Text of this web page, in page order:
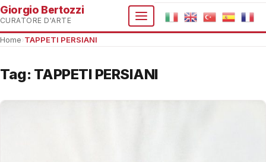
Giorgio Bertozzi
CURATORE D'ARTE
Home TAPPETI PERSIANI
Tag: TAPPETI PERSIANI